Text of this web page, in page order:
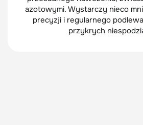
azotowymi. Wystarczy nieco
precyzji i regularnego
przykrych